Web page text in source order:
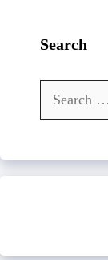
Search
Search
for: